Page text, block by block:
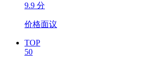
9.9 分
价格面议
TOP
50